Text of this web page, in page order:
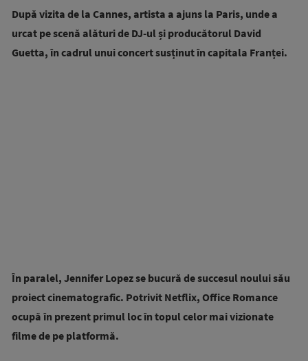
După vizita de la Cannes, artista a ajuns la Paris, unde a
urcat pe scenă alături de DJ-ul și producătorul David
Guetta, în cadrul unui concert susținut în capitala Franței.
În paralel, Jennifer Lopez se bucură de succesul noului său
proiect cinematografic. Potrivit Netflix, Office Romance
ocupă în prezent primul loc în topul celor mai vizionate
filme de pe platformă.